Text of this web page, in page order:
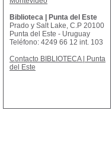
Biblioteca | Punta del Este
Prado y Salt Lake, C.P 20100
Punta del Este - Uruguay
Teléfono: 4249 66 12 int. 103
Contacto BIBLIOTECA | Punta
del Este